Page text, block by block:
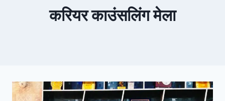
करियर काउंसलिंग मेला